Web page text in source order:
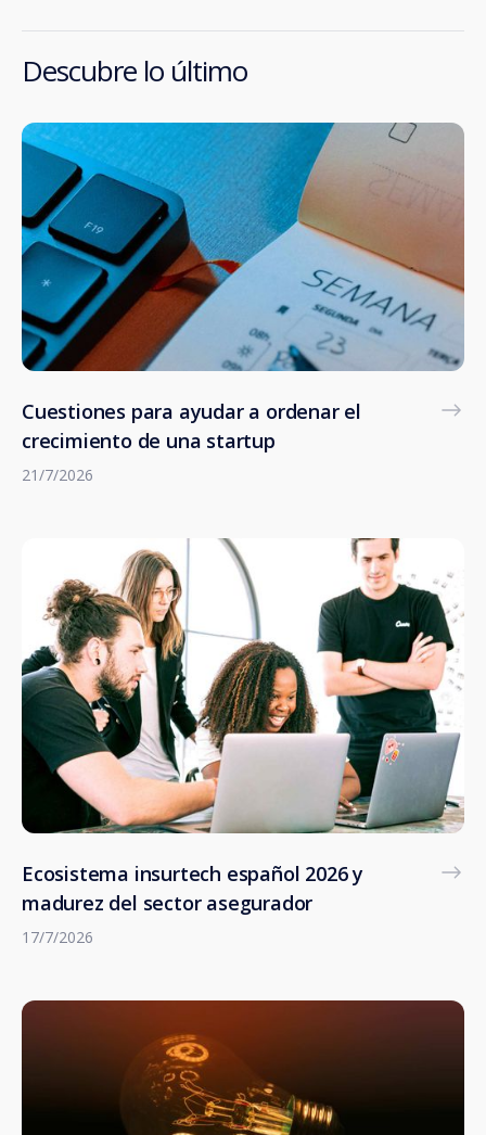
Descubre lo último
Cuestiones para ayudar a ordenar el
crecimiento de una startup
21/7/2026
Ecosistema insurtech español 2026 y
madurez del sector asegurador
17/7/2026